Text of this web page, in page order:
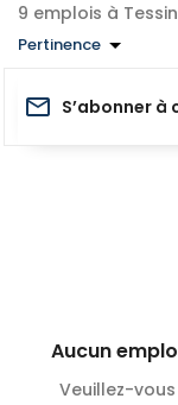
emplois à Tessin
Pertinence
S’abonner
Aucun
Veuillez-